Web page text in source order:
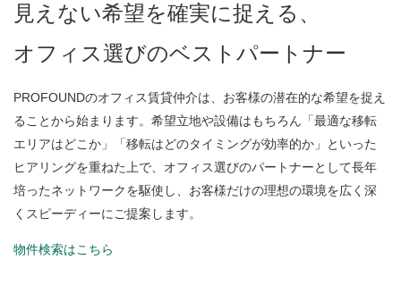
見えない希望を確実に捉える、
オフィス選びのベストパートナー
PROFOUNDのオフィス賃貸仲介は、お客様の潜在的な希望を捉え
ることから始まります。希望立地や設備はもちろん「最適な移転
エリアはどこか」「移転はどのタイミングが効率的か」といった
ヒアリングを重ねた上で、オフィス選びのパートナーとして長年
培ったネットワークを駆使し、お客様だけの理想の環境を広く深
くスピーディーにご提案します。
物件検索はこちら